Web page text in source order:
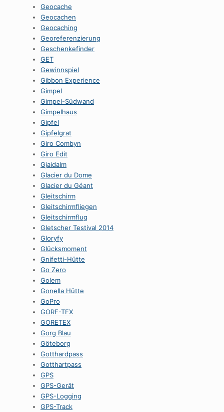
Geocache
Geocachen
Geocaching
Georeferenzierung
Geschenkefinder
GET
Gewinnspiel
Gibbon Experience
Gimpel
Gimpel-Südwand
Gimpelhaus
Gipfel
Gipfelgrat
Giro Combyn
Giro Edit
Gjaidalm
Glacier du Dome
Glacier du Géant
Gleitschirm
Gleitschirmfliegen
Gleitschirmflug
Gletscher Testival 2014
Gloryfy
Glücksmoment
Gnifetti-Hütte
Go Zero
Golem
Gonella Hütte
GoPro
GORE-TEX
GORETEX
Gorg Blau
Göteborg
Gotthardpass
Gotthartpass
GPS
GPS-Gerät
GPS-Logging
GPS-Track